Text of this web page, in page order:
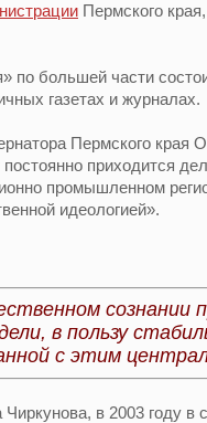
Пермского
по большей части
газетах и журналах.
Пермского края
приходится
промышленном
идеологией».
сознании
в пользу
с этим
в 2003 году